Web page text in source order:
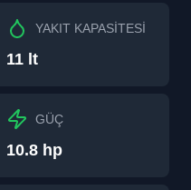
YAKIT KAPASİTESİ
11 lt
GÜÇ
10.8 hp